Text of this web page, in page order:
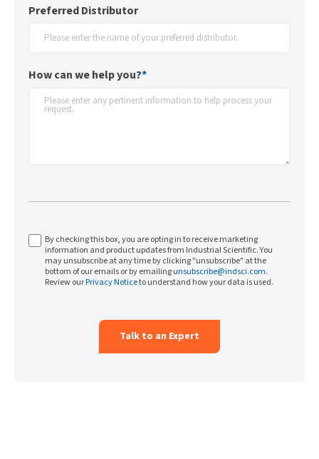
Preferred Distributor
How can we help you?*
By checking this box, you are opting in to receive marketing
information and product updates from Industrial Scientific. You
may unsubscribe at any time by clicking "unsubscribe" at the
bottom of our emails or by emailingunsubscribe@indsci.com.
Review ourPrivacy Noticeto understand how your data is used.